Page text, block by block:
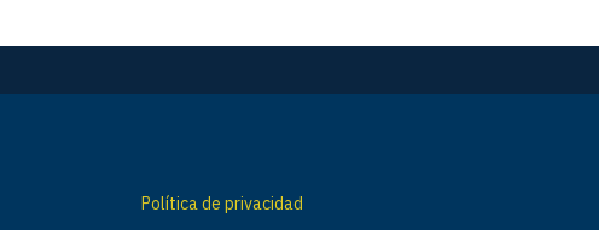
Política de privacidad